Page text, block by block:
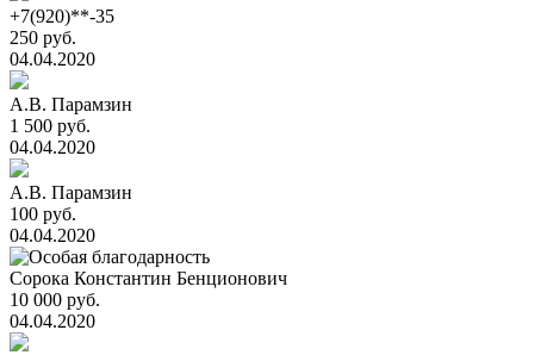
+7(920)**-35
250 руб.
04.04.2020
А.В. Парамзин
1 500 руб.
04.04.2020
А.В. Парамзин
100 руб.
04.04.2020
Сорока Константин Бенционович
10 000 руб.
04.04.2020